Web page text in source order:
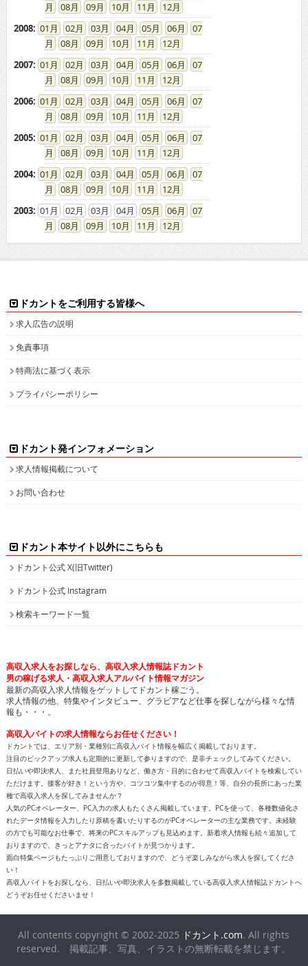
08
09 10 11
12
2008: 01 02 03 04 05 06
07
08
09 10 11
12
2007: 01 02 03 04 05 06
07
08
09 10 11
12
2006: 01 02 03 04 05 06
07
08
09 10 11
12
2005: 01 02 03 04 05 06
07
08
09 10 11
12
2004: 01 02 03 04 05 06
07
08
09 10 11
12
2003: 01 02 03 04 05 06
07
08
09 10 11 12
ドカントをご利用する皆様へ
求人広告の説明
免責事項
特商法に基づく表示
プライバシーポリシー
ドカント発インフォメーション
求人情報掲載について
お問い合わせ
ドカント本サイト以外にこちらも
ドカント公式 X(旧Twitter)
ドカント公式 Instagram
検索キーワード一覧
高収入求人をお探しなら、高収入求人情報誌ドカント
男の稼げる求人・高収入求人アルバイト情報マガジン
最新の高収入求人情報をゲットしてドカント稼ごう。
求人情報の他、特集やインタビュー、グラビアなど仕事を探しながら様々な情
報も・・・。
高収入バイトの求人情報ならお任せください！
ドカントでは、エリア別・業種別に高収入バイト情報を幅広く掲載しております。
注目のピックアップ求人も定期的に更新して参りますので、是非チェックしてみてください。
日払いや即決求人、また社員登用ありなど、働き方・目的に合わせて高収入バイトを検索してい
ただけます。接客が好き！という方や、コツコツ集中するのが得意！等、自分の長所にあった業
種で高収入求人を探してみませんか？
人気のPCオペレーター、PC入力の求人もたくさん掲載しています。PCを使って、各種数値化さ
れたデータ情報を入力したり原稿を書いたりするのがPCオペレーターの主な業務です。未経験
の方でも可能なお仕事で、将来のPCスキルアップも見込めます。新着求人情報も続々追加して
おりますので、きっとアナタに合ったバイトが見つかります。
面白特集ページもたっぷりご用意しておりますので、どうぞ楽しみながら求人を探してくださ
い！
高収入バイトをお探しなら、日払いや即決求人を多数掲載している高収入求人情報誌ドカントへ
どうぞお任せくださいませ！
All contents copyright © 2002-2025 ドカント.com. All rights
reserved. 掲載記事、写真、イラストの無断転載を禁じます。